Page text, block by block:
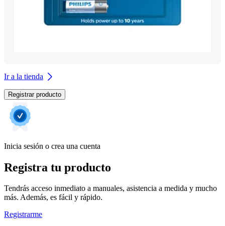
Ir a la tienda
Registrar producto
Inicia sesión o crea una cuenta
Registra tu producto
Tendrás acceso inmediato a manuales, asistencia a medida y mucho
más. Además, es fácil y rápido.
Registrarme